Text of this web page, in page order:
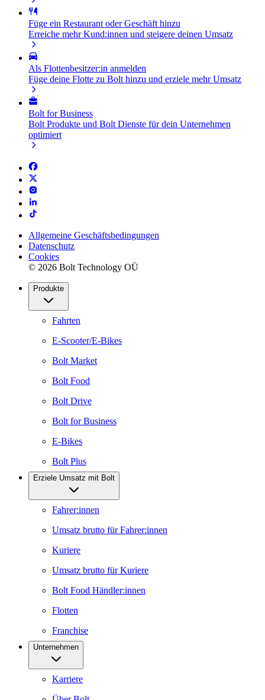
Füge ein Restaurant oder Geschäft hinzu
Erreiche mehr Kund:innen und steigere deinen Umsatz
Als Flottenbesitzer:in anmelden
Füge deine Flotte zu Bolt hinzu und erziele mehr Umsatz
Bolt for Business
Bolt Produkte und Bolt Dienste für dein Unternehmen
optimiert
Allgemeine Geschäftsbedingungen
Datenschutz
Cookies
© 2026 Bolt Technology OÜ
Produkte
Fahrten
E-Scooter/E-Bikes
Bolt Market
Bolt Food
Bolt Drive
Bolt for Business
E-Bikes
Bolt Plus
Erziele Umsatz mit Bolt
Fahrer:innen
Umsatz brutto für Fahrer:innen
Kuriere
Umsatz brutto für Kuriere
Bolt Food Händler:innen
Flotten
Franchise
Unternehmen
Karriere